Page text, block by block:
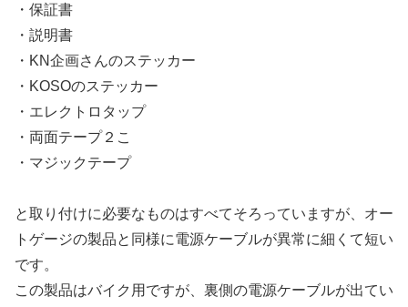
・保証書
・説明書
・KN企画さんのステッカー
・KOSOのステッカー
・エレクトロタップ
・両面テープ２こ
・マジックテープ
と取り付けに必要なものはすべてそろっていますが、オー
トゲージの製品と同様に電源ケーブルが異常に細くて短い
です。
この製品はバイク用ですが、裏側の電源ケーブルが出てい